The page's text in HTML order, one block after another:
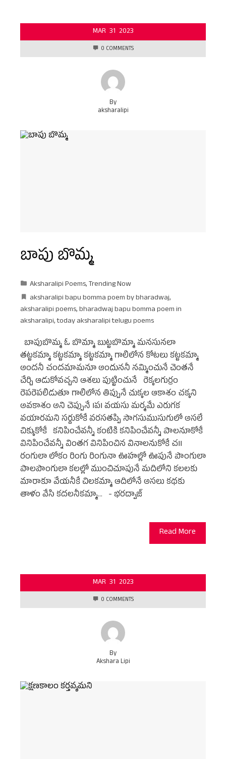
MAR 31 2023
0 COMMENTS
By
aksharalipi
బాపు బొమ్మ
Aksharalipi Poems,Trending Now
aksharalipi bapu bomma poem by bharadwaj,
aksharalipi poems,bharadwaj bapu bomma poem in
aksharalipi,today aksharalipi telugu poems
బాపుబొమ్మ ఓ బొమ్మా బుట్టబొమ్మా మనసునలా
తట్టకమ్మా కట్టకమ్మా కట్టకమ్మా గాలిలోన కోటలు కట్టకమ్మా
అందనీ చందమామనూ అందుననీ నమ్మించునే చెంతనే
చేర్చి ఆడుకోవచ్చని ఆశలు పుట్టించునే రెక్కలగుర్రం
రెపరెపలిడుతూ గాలిలోన తిప్పునే చుక్కల ఆకాశం చక్కని
అవకాశం అని చెప్పునే ౹ప౹ వయసు మర్మమే ఎరుగక
వయారమని సర్దుకోకే వరసతప్పి సొగసుముసుగులో అసలే
చిక్కుకోకే కనిపించేవన్నీ కంటికి కనిపించేవన్నీ పాలనూకోకే
వినిపించేవన్నీ వింతగ వినిపించిన వినాలనుకోకే చ౹౹
రంగులా లోకం రింగు రింగునా ఊహల్లో ఊపునే పొంగులా
పాలపొంగులా కలల్లో ముంచిచూపునే మదిలోని కలలకు
మారాకూ వేయనీకే చిలకమ్మా ఆదిలోనే అసలు కథకు
తాళం వేసి కదలనీకమ్మా... - భరద్వాజ్
Read More
MAR 31 2023
0 COMMENTS
By
Akshara Lipi